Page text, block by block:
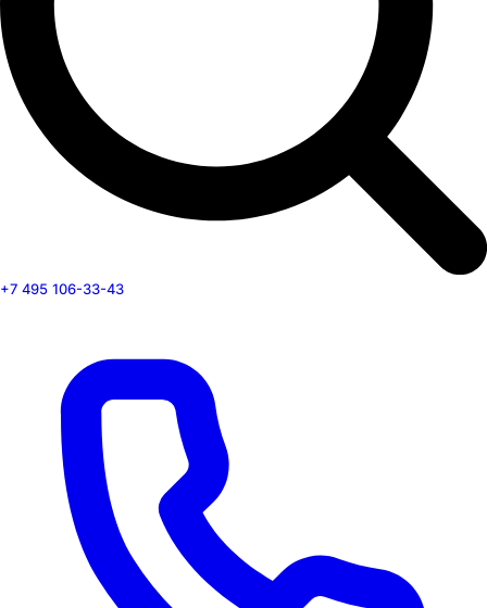
+7 495 106-33-43